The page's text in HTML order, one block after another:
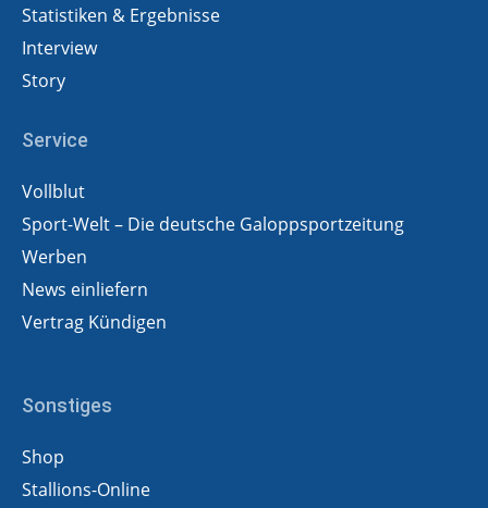
Statistiken & Ergebnisse
Interview
Story
Service
Vollblut
Sport-Welt – Die deutsche Galoppsportzeitung
Werben
News einliefern
Vertrag Kündigen
Sonstiges
Shop
Stallions-Online